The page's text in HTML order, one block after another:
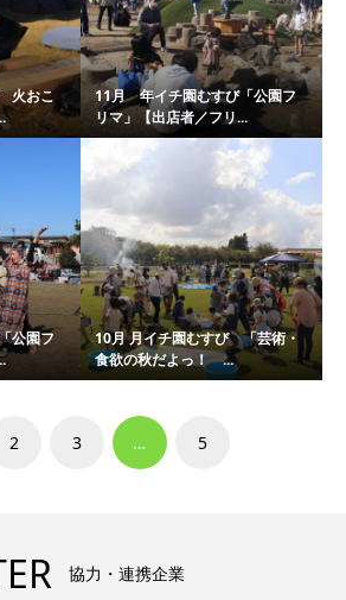
火おこ
11月 年イチ園むすび「公園フ
リマ」【出店者／フリ...
公園フ
10月 月イチ園むすび 「芸術・
食欲の秋だよっ！ ...
2 3 … 5
協力・連携企業